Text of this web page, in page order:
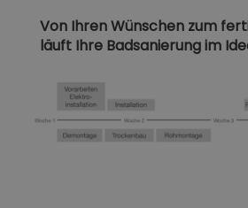
Von Ihren Wünschen zum
läuft Ihre Badsanierung im